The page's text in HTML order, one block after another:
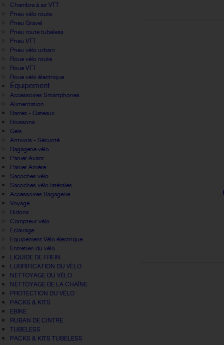
Chambre à air VTT
Pneu vélo route
Pneu Gravel
Pneu route tubeless
Pneu VTT
Pneu vélo urbain
Roue vélo route
Roue VTT
Roue vélo électrique
Équipement
Accessoires Smartphones
Alimentation
Barres - Gateaux
Boissons
Gels
Antivols - Sécurité
Bagagerie vélo
Panier Avant
Panier Arrière
Sacoches vélo
Sacoches vélo latérales
Accessoires Bagagerie
Voyage
Bidons
Compteur vélo
Éclairage
Equipement Vélo électrique
Entretien du vélo
LIQUIDE DE FREIN
LUBRIFICATION DU VÉLO
NETTOYAGE DU VÉLO
NETTOYAGE DE LA CHAÎNE
PROTECTION DU VÉLO
PACKS & KITS
EBIKE
RUBAN DE CINTRE
TUBELESS
PACKS & KITS TUBELESS